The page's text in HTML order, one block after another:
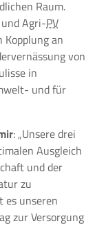
Raum.
Agri-PV
an
von
in
und für
: „Unsere drei
Ausgleich
und der
zu
es unseren
zur Versorgung